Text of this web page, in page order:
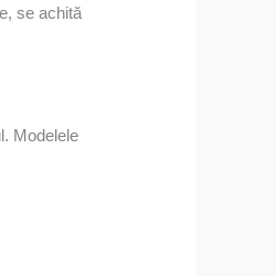
se achită
Modelele